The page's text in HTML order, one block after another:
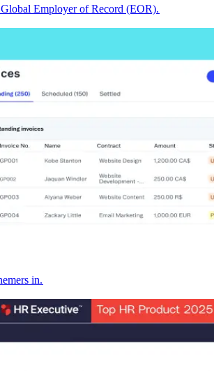
Employer of Record (EOR).​​
in.​​